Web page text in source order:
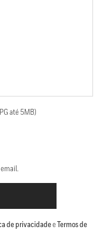
até 5MB)
de privacidadee Termos de